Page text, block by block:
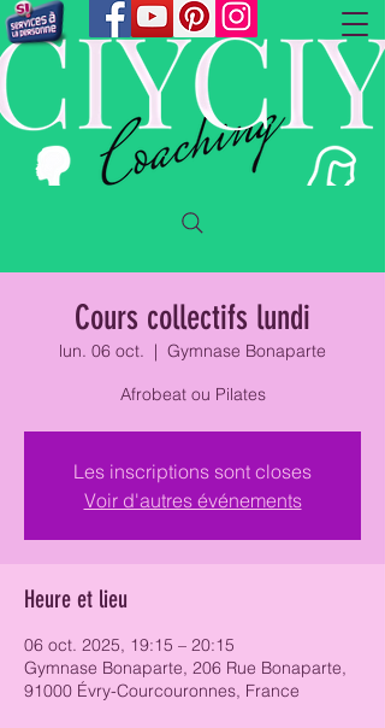
Cours collectifs lundi
lun. 06 oct.
  |
Gymnase Bonaparte
Afrobeat ou Pilates
Les inscriptions sont closes
Voir d'autres événements
Heure et lieu
06 oct. 2025, 19:15 – 20:15
Gymnase Bonaparte, 206 Rue Bonaparte,
91000 Évry-Courcouronnes, France